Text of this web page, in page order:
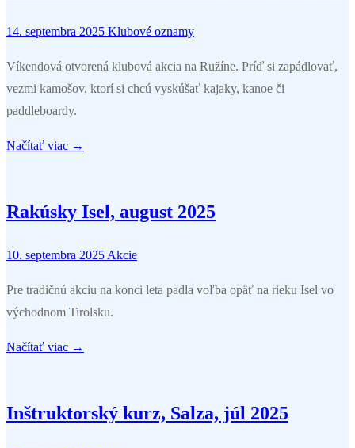
14. septembra 2025 Klubové oznamy
Víkendová otvorená klubová akcia na Ružíne. Príď si zapádlovať,
vezmi kamošov, ktorí si chcú vyskúšať kajaky, kanoe či
paddleboardy.
Načítať viac →
Rakúsky Isel, august 2025
10. septembra 2025 Akcie
Pre tradičnú akciu na konci leta padla voľba opäť na rieku Isel vo
východnom Tirolsku.
Načítať viac →
Inštruktorský kurz, Salza, júl 2025